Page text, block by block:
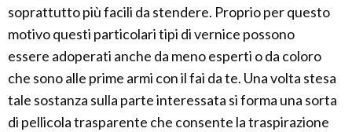
soprattutto più facili da stendere. Proprio per questo
motivo questi particolari tipi di vernice possono
essere adoperati anche da meno esperti o da coloro
che sono alle prime armi con il fai da te. Una volta stesa
tale sostanza sulla parte interessata si forma una sorta
di pellicola trasparente che consente la traspirazione